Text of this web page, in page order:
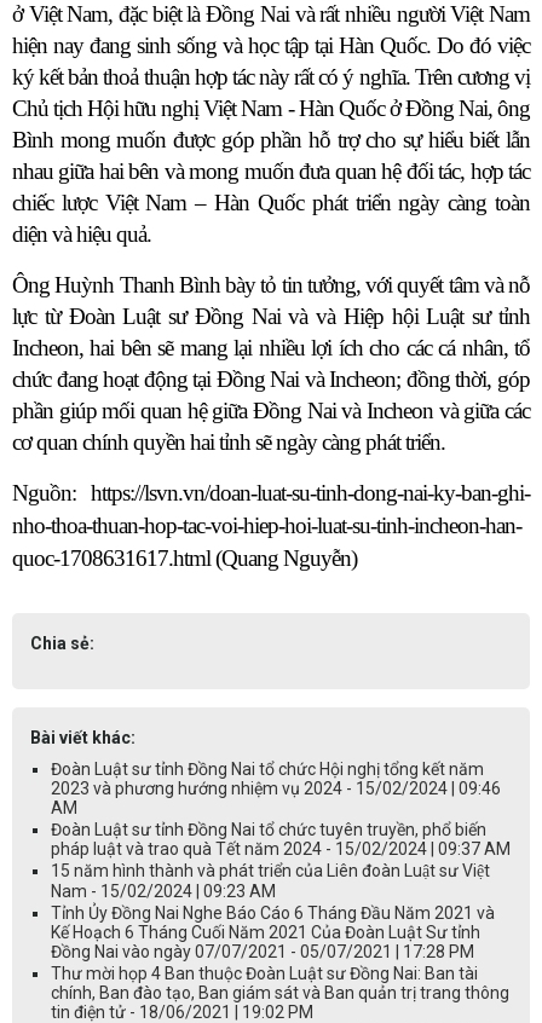
ở Việt Nam, đặc biệt là Đồng Nai và rất nhiều người Việt Nam
hiện nay đang sinh sống và học tập tại Hàn Quốc. Do đó việc
ký kết bản thoả thuận hợp tác này rất có ý nghĩa. Trên cương vị
Chủ tịch Hội hữu nghị Việt Nam - Hàn Quốc ở Đồng Nai, ông
Bình mong muốn được góp phần hỗ trợ cho sự hiểu biết lẫn
nhau giữa hai bên và mong muốn đưa quan hệ đối tác, hợp tác
chiếc lược Việt Nam – Hàn Quốc phát triển ngày càng toàn
diện và hiệu quả.
Ông Huỳnh Thanh Bình bày tỏ tin tưởng, với quyết tâm và nỗ
lực từ Đoàn Luật sư Đồng Nai và và Hiệp hội Luật sư tỉnh
Incheon, hai bên sẽ mang lại nhiều lợi ích cho các cá nhân, tổ
chức đang hoạt động tại Đồng Nai và Incheon; đồng thời, góp
phần giúp mối quan hệ giữa Đồng Nai và Incheon và giữa các
cơ quan chính quyền hai tỉnh sẽ ngày càng phát triển.
Nguồn: https://lsvn.vn/doan-luat-su-tinh-dong-nai-ky-ban-ghi-
nho-thoa-thuan-hop-tac-voi-hiep-hoi-luat-su-tinh-incheon-han-
quoc-1708631617.html (Quang Nguyễn)
Chia sẻ:
Bài viết khác:
Đoàn Luật sư tỉnh Đồng Nai tổ chức Hội nghị tổng kết năm
2023 và phương hướng nhiệm vụ 2024 - 15/02/2024 | 09:46
AM
Đoàn Luật sư tỉnh Đồng Nai tổ chức tuyên truyền, phổ biến
pháp luật và trao quà Tết năm 2024 - 15/02/2024 | 09:37 AM
15 năm hình thành và phát triển của Liên đoàn Luật sư Việt
Nam - 15/02/2024 | 09:23 AM
Tỉnh Ủy Đồng Nai Nghe Báo Cáo 6 Tháng Đầu Năm 2021 và
Kế Hoạch 6 Tháng Cuối Năm 2021 Của Đoàn Luật Sư tỉnh
Đồng Nai vào ngày 07/07/2021 - 05/07/2021 | 17:28 PM
Thư mời họp 4 Ban thuộc Đoàn Luật sư Đồng Nai: Ban tài
chính, Ban đào tạo, Ban giám sát và Ban quản trị trang thông
tin điện tử - 18/06/2021 | 19:02 PM